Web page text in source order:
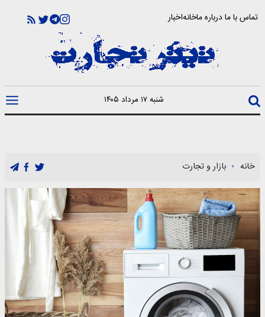
تماس با مادرباره ماخانهاخبار
شنبه ۱۷ مرداد ۱۴۰۵
خانه بازار و تجارت